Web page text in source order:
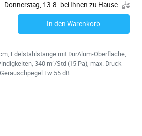
Donnerstag, 13.8. bei Ihnen zu Hause
In den Warenkorb
Edelstahlstange mit DurAlum-Oberfläche,
340 m³/Std (15 Pa), max. Druck
Lw 55 dB.